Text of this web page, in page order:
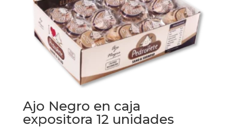
Ajo Negro en caja
expositora 12 unidades